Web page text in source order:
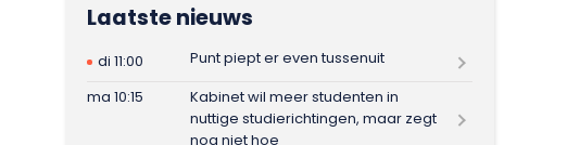
Laatste nieuws
di 11:00
Punt piept er even tussenuit
ma 10:15
Kabinet wil meer studenten in
nuttige studierichtingen, maar zegt
nog niet hoe